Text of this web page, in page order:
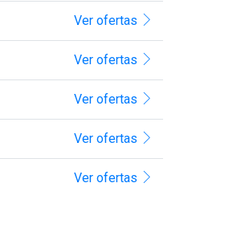
Ver ofertas
Ver ofertas
Ver ofertas
Ver ofertas
Ver ofertas